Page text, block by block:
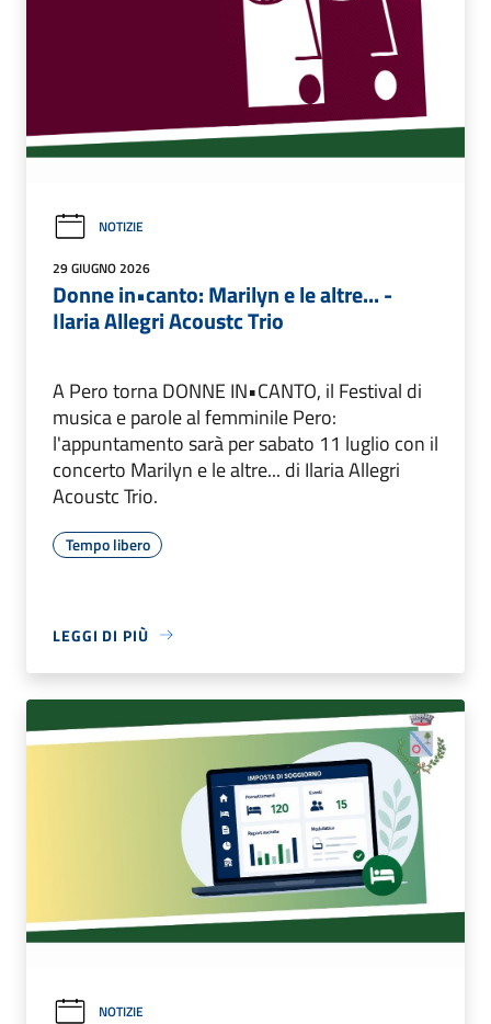
NOTIZIE
29 GIUGNO 2026
Donne in•canto: Marilyn e le altre... -
Ilaria Allegri Acoustc Trio
A Pero torna DONNE IN•CANTO, il Festival di
musica e parole al femminile Pero:
l'appuntamento sarà per sabato 11 luglio con il
concerto Marilyn e le altre... di Ilaria Allegri
Acoustc Trio.
Tempo libero
LEGGI DI PIÙ
NOTIZIE